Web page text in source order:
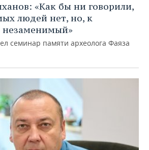
«Как бы ни говорили,
людей нет, но, к
незаменимый»
семинар памяти археолога Фаяза